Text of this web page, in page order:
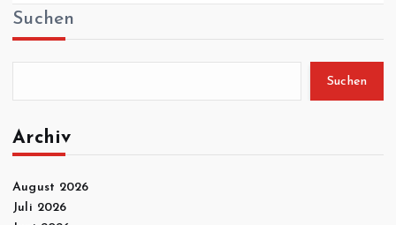
Suchen
Suchen
Archiv
August 2026
Juli 2026